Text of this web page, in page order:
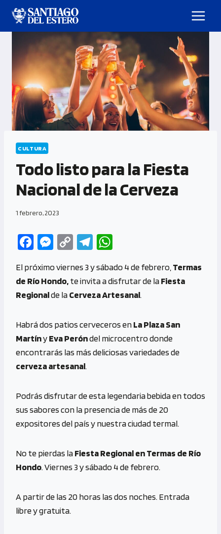
CULTURA
Todo listo para la Fiesta
Nacional de la Cerveza
1 febrero, 2023
Fa
b
o
k
M
se
n
er
C
py
Li
k
Te
gr
a
at
s
p
p
El próximo viernes 3 y sábado 4 de febrero, Termas
de Río Hondo,te invita a disfrutar de laFiesta
Regionalde laCerveza Artesanal.
Habrá dos patios cerveceros enLa Plaza San
MartínyEva Peróndel microcentro donde
encontrarás las más deliciosas variedades de
cerveza artesanal.
Podrás disfrutar de esta legendaria bebida en todos
sus sabores con la presencia de más de 20
expositores del país y nuestra ciudad termal.
No te pierdas laFiesta Regional en Termas de Río
Hondo. Viernes 3 y sábado 4 de febrero.
A partir de las 20 horas las dos noches. Entrada
libre y gratuita.